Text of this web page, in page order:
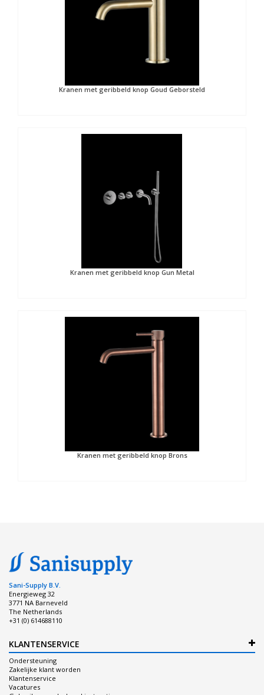
Kranen met geribbeld knop Goud Geborsteld
Kranen met geribbeld knop Gun Metal
Kranen met geribbeld knop Brons
Sani-Supply B.V.
Energieweg 32
3771 NA Barneveld
The Netherlands
+31 (0) 614688110
KLANTENSERVICE
Ondersteuning
Zakelijke klant worden
Klantenservice
Vacatures